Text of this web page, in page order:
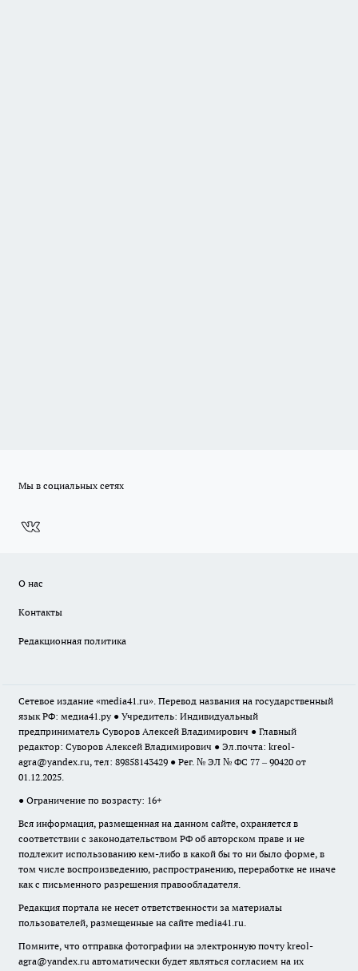
Мы в социальных сетях
О нас
Контакты
Редакционная политика
Сетевое издание «media41.ru». Перевод названия на государственный
язык РФ: медиа41.ру ● Учредитель: Индивидуальный
предприниматель Суворов Алексей Владимирович ● Главный
редактор: Суворов Алексей Владимирович ● Эл.почта: kreol-
agra@yandex.ru, тел: 89858143429 ● Рег. № ЭЛ № ФС 77 – 90420 от
01.12.2025.
● Ограничение по возрасту: 16+
Вся информация, размещенная на данном сайте, охраняется в
соответствии с законодательством РФ об авторском праве и не
подлежит использованию кем-либо в какой бы то ни было форме, в
том числе воспроизведению, распространению, переработке не иначе
как с письменного разрешения правообладателя.
Редакция портала не несет ответственности за материалы
пользователей, размещенные на сайте media41.ru.
Помните, что отправка фотографии на электронную почту kreol-
agra@yandex.ru автоматически будет являться согласием на их